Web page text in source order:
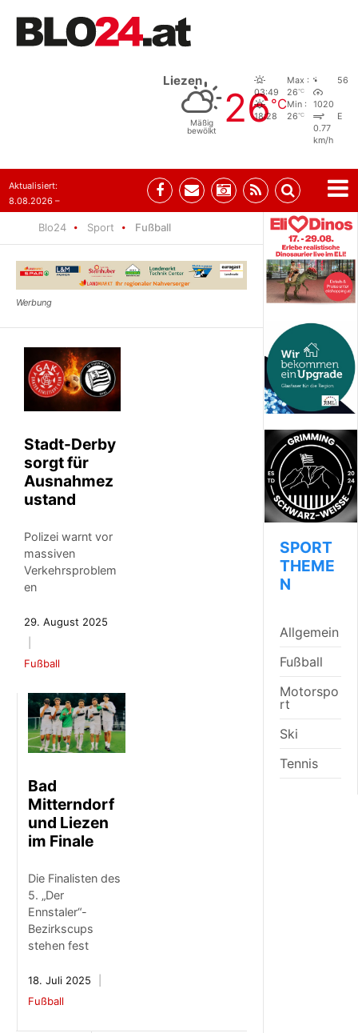
Liezen
Mäßig
bewölkt
26°C
03:49
18:28
Max :
26°C
Min :
26°C
56
1020
E
0.77
km/h
Aktualisiert:
8.08.2026 –
Blo24 Sport Fußball
Stadt-Derby
sorgt für
Ausnahmez
ustand
Polizei warnt vor
massiven
Verkehrsproblem
en
29. August 2025
Fußball
Bad
Mitterndorf
und Liezen
im Finale
Die Finalisten des
5. „Der
Ennstaler“-
Bezirkscups
stehen fest
18. Juli 2025
Fußball
SPORT
THEME
N
Allgemein
Fußball
Motorspo
rt
Ski
Tennis